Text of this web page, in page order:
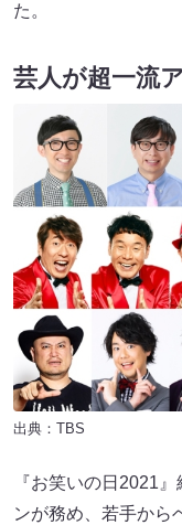
た。
芸人が超一流
出典：TBS
『お笑いの日2021
ンが務め、若手から